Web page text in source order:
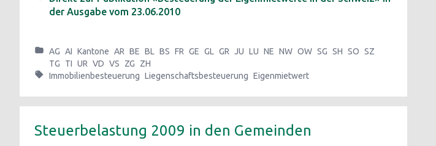
der Ausgabe vom 23.06.2010
AG AI Kantone AR BE BL BS FR GE GL GR JU LU NE NW OW SG SH SO SZ
TG
TI UR VD VS ZG
ZH
Immobilienbesteuerung Liegenschaftsbesteuerung Eigenmietwert
Steuerbelastung 2009 in den Gemeinden